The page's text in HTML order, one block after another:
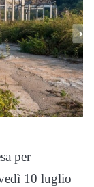
per
10 luglio